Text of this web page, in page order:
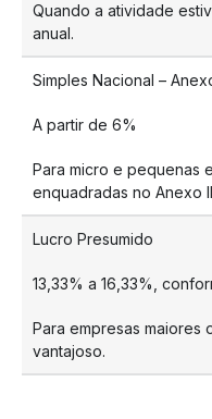
Quando a atividade
anual.
Simples Nacional –
A partir de 6%
Para micro e pequenas
enquadradas no Anexo
Lucro Presumido
13,33% a 16,33%,
Para empresas maiores
vantajoso.